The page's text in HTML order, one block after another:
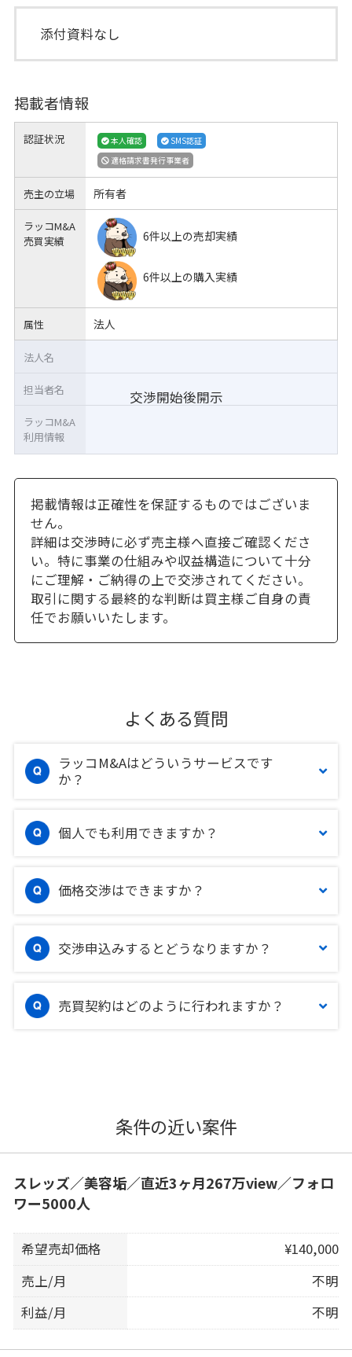
添付資料なし
掲載者情報
認証状況 本人確認
SMS認証
適格請求書発行事業者
売主の立場 所有者
ラッコM&A
売買実績
6件以上の売却実績
6件以上の購入実績
属性 法人
交渉開始後開示
法人名
担当者名
ラッコM&A
利用情報
掲載情報は正確性を保証するものではございま
せん。
詳細は交渉時に必ず売主様へ直接ご確認くださ
い。特に事業の仕組みや収益構造について十分
にご理解・ご納得の上で交渉されてください。
取引に関する最終的な判断は買主様ご自身の責
任でお願いいたします。
よくある質問
ラッコM&Aはどういうサービスです
か？
個人でも利用できますか？
価格交渉はできますか？
交渉申込みするとどうなりますか？
売買契約はどのように行われますか？
条件の近い案件
スレッズ／美容垢／直近3ヶ月267万view／フォロ
ワー5000人
希望売却価格
¥140,000
売上/月
不明
利益/月
不明